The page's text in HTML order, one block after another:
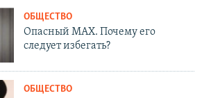
ОБЩЕСТВО
Опасный MAX. Почему его
следует избегать?
ОБЩЕСТВО